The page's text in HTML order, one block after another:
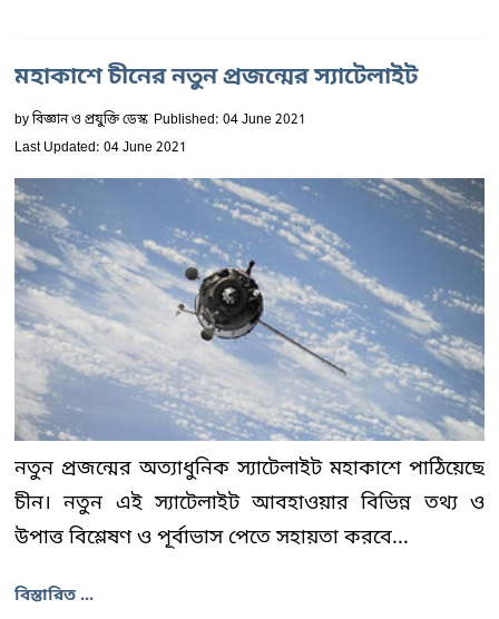
মহাকাশে চীনের নতুন প্রজন্মের স্যাটেলাইট
byবিজ্ঞান ও প্রযুক্তি ডেস্ক Published: 04 June 2021
Last Updated: 04 June 2021
নতুন প্রজন্মের অত্যাধুনিক স্যাটেলাইট মহাকাশে পাঠিয়েছে
চীন। নতুন এই স্যাটেলাইট আবহাওয়ার বিভিন্ন তথ্য ও
উপাত্ত বিশ্লেষণ ও পূর্বাভাস পেতে সহায়তা করবে...
বিস্তারিত ...